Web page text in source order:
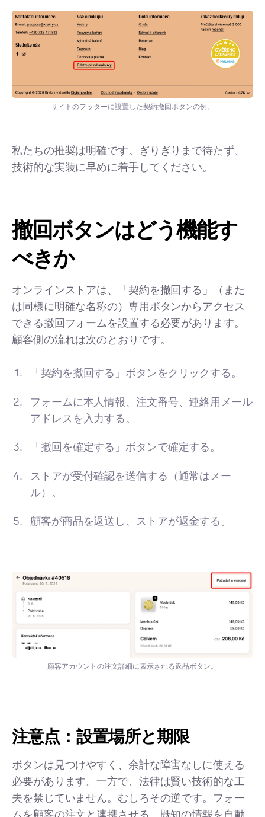
サイトのフッターに設置した契約撤回ボタンの例。
私たちの推奨は明確です。ぎりぎりまで待たず、
技術的な実装に早めに着手してください。
撤回ボタンはどう機能す
べきか
オンラインストアは、「契約を撤回する」（また
は同様に明確な名称の）専用ボタンからアクセス
できる撤回フォームを設置する必要があります。
顧客側の流れは次のとおりです。
「契約を撤回する」ボタンをクリックする。
フォームに本人情報、注文番号、連絡用メール
アドレスを入力する。
「撤回を確定する」ボタンで確定する。
ストアが受付確認を送信する（通常はメー
ル）。
顧客が商品を返送し、ストアが返金する。
顧客アカウントの注文詳細に表示される返品ボタン。
注意点：設置場所と期限
ボタンは見つけやすく、余計な障害なしに使える
必要があります。一方で、法律は賢い技術的な工
夫を禁じていません。むしろその逆です。フォー